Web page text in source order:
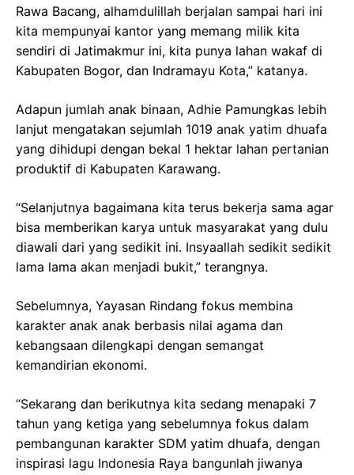
Rawa Bacang, alhamdulillah berjalan sampai hari ini
kita mempunyai kantor yang memang milik kita
sendiri di Jatimakmur ini, kita punya lahan wakaf di
Kabupaten Bogor, dan Indramayu Kota,” katanya.
Adapun jumlah anak binaan, Adhie Pamungkas lebih
lanjut mengatakan sejumlah 1019 anak yatim dhuafa
yang dihidupi dengan bekal 1 hektar lahan pertanian
produktif di Kabupaten Karawang.
“Selanjutnya bagaimana kita terus bekerja sama agar
bisa memberikan karya untuk masyarakat yang dulu
diawali dari yang sedikit ini. Insyaallah sedikit sedikit
lama lama akan menjadi bukit,” terangnya.
Sebelumnya, Yayasan Rindang fokus membina
karakter anak anak berbasis nilai agama dan
kebangsaan dilengkapi dengan semangat
kemandirian ekonomi.
“Sekarang dan berikutnya kita sedang menapaki 7
tahun yang ketiga yang sebelumnya fokus dalam
pembangunan karakter SDM yatim dhuafa, dengan
inspirasi lagu Indonesia Raya bangunlah jiwanya